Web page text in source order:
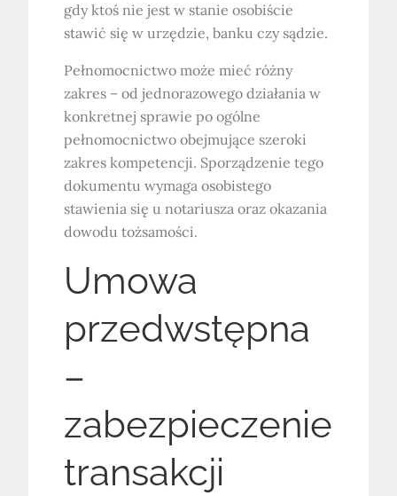
gdy ktoś nie jest w stanie osobiście
stawić się w urzędzie, banku czy sądzie.
Pełnomocnictwo może mieć różny
zakres – od jednorazowego działania w
konkretnej sprawie po ogólne
pełnomocnictwo obejmujące szeroki
zakres kompetencji. Sporządzenie tego
dokumentu wymaga osobistego
stawienia się u notariusza oraz okazania
dowodu tożsamości.
Umowa
przedwstępna
–
zabezpieczenie
transakcji